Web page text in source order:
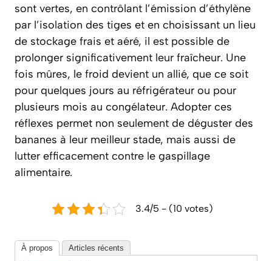
sont vertes, en contrôlant l’émission d’éthylène
par l’isolation des tiges et en choisissant un lieu
de stockage frais et aéré, il est possible de
prolonger significativement leur fraîcheur. Une
fois mûres, le froid devient un allié, que ce soit
pour quelques jours au réfrigérateur ou pour
plusieurs mois au congélateur. Adopter ces
réflexes permet non seulement de déguster des
bananes à leur meilleur stade, mais aussi de
lutter efficacement contre le gaspillage
alimentaire.
3.4/5 - (10 votes)
À propos Articles récents